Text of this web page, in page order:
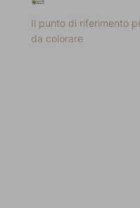
Il punto di riferimento
da colorare